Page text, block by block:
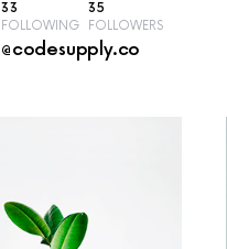
33
FOLLOWING
35
FOLLOWERS
@codesupply.co